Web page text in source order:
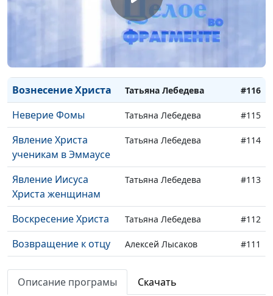
мужчин и женщин
Евгений Екимов,
священнослужитель
Вознесение Христа Татьяна Лебедева #116
Неверие Фомы Татьяна Лебедева #115
Явление Христа
ученикам в Эммаусе
Татьяна Лебедева #114
Явление Иисуса
Христа женщинам
Татьяна Лебедева #113
Воскресение Христа Татьяна Лебедева #112
Возвращение к отцу Алексей Лысаков #111
Флавицкий и
«Христианские
Алексей Лысаков
Описание програмы Скачать